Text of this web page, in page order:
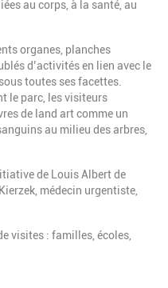
au corps, à la santé, au
organes, planches
d’activités en lien avec le
toutes ses facettes.
le parc, les visiteurs
de land art comme un
au milieu des arbres,
de Louis Albert de
médecin urgentiste,
visites : familles, écoles,